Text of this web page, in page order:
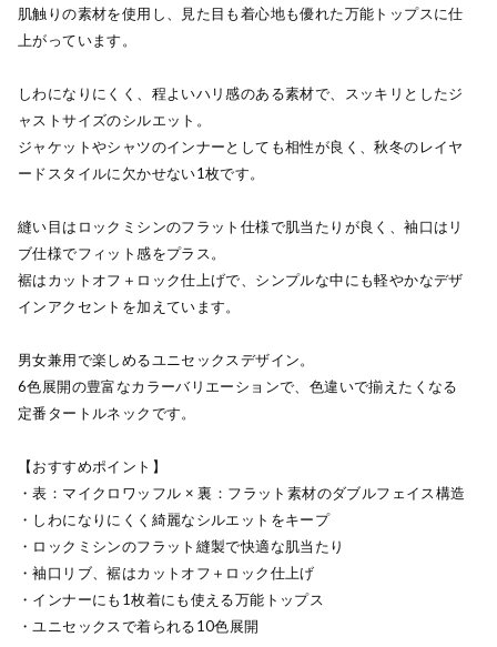
肌触りの素材を使用し、見た目も着心地も優れた万能トップスに仕
上がっています。
しわになりにくく、程よいハリ感のある素材で、スッキリとしたジ
ャストサイズのシルエット。
ジャケットやシャツのインナーとしても相性が良く、秋冬のレイヤ
ードスタイルに欠かせない1枚です。
縫い目はロックミシンのフラット仕様で肌当たりが良く、袖口はリ
ブ仕様でフィット感をプラス。
裾はカットオフ＋ロック仕上げで、シンプルな中にも軽やかなデザ
インアクセントを加えています。
男女兼用で楽しめるユニセックスデザイン。
6色展開の豊富なカラーバリエーションで、色違いで揃えたくなる
定番タートルネックです。
【おすすめポイント】
・表：マイクロワッフル × 裏：フラット素材のダブルフェイス構造
・しわになりにくく綺麗なシルエットをキープ
・ロックミシンのフラット縫製で快適な肌当たり
・袖口リブ、裾はカットオフ＋ロック仕上げ
・インナーにも1枚着にも使える万能トップス
・ユニセックスで着られる10色展開